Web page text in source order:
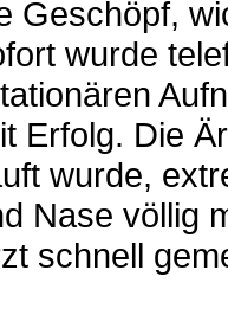
Geschöpf,
wurde
Erfolg. Die
wurde,
Nase völlig
schnell